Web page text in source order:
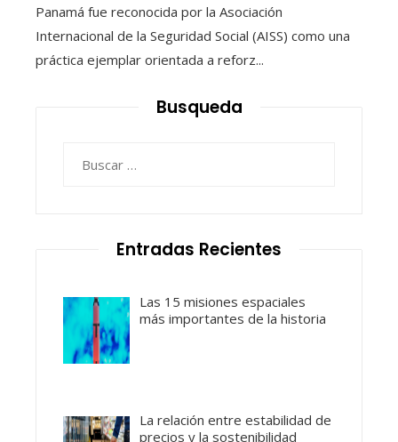
Panamá fue reconocida por la Asociación
Internacional de la Seguridad Social (AISS) como una
práctica ejemplar orientada a reforz...
Busqueda
Entradas Recientes
Las 15 misiones espaciales
más importantes de la historia
La relación entre estabilidad de
precios y la sostenibilidad